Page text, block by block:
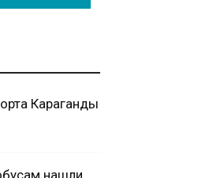
Караганды
нашли